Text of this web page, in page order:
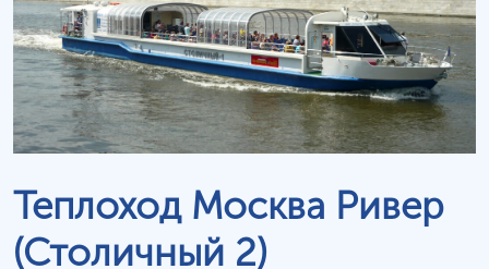
Теплоход Москва Ривер
(Столичный 2)